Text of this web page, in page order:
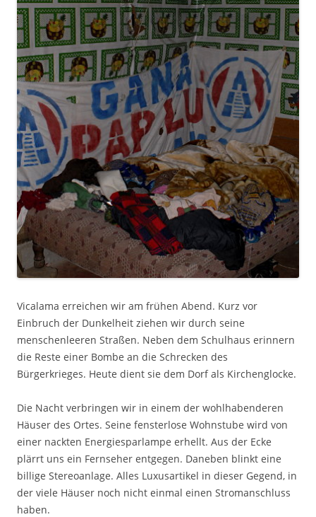
Vicalama erreichen wir am frühen Abend. Kurz vor
Einbruch der Dunkelheit ziehen wir durch seine
menschenleeren Straßen. Neben dem Schulhaus erinnern
die Reste einer Bombe an die Schrecken des
Bürgerkrieges. Heute dient sie dem Dorf als Kirchenglocke.
Die Nacht verbringen wir in einem der wohlhabenderen
Häuser des Ortes. Seine fensterlose Wohnstube wird von
einer nackten Energiesparlampe erhellt. Aus der Ecke
plärrt uns ein Fernseher entgegen. Daneben blinkt eine
billige Stereoanlage. Alles Luxusartikel in dieser Gegend, in
der viele Häuser noch nicht einmal einen Stromanschluss
haben.